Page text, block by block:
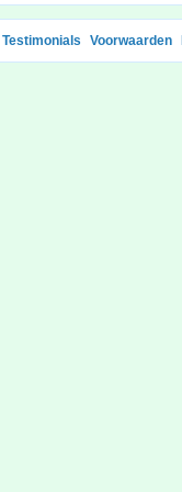
Testimonials Voorwaarden